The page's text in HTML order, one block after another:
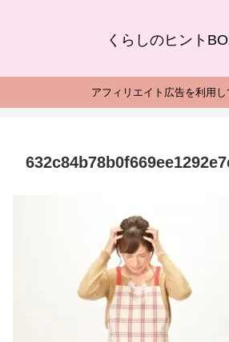
くらしのヒント
アフィリエイト広告を利用し